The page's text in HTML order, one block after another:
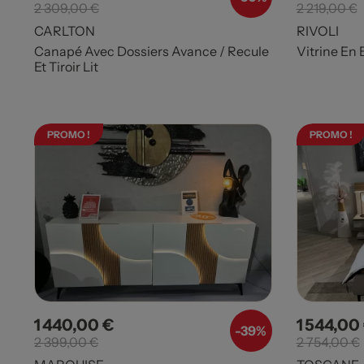
2 309,00 €
CARLTON
Canapé Avec Dossiers Avance / Recule
Et Tiroir Lit
2 219,00 €
RIVOLI
Vitrine En
PROMO !
-39%
Prix
1 440,00 €Prix de base
2 399,00 €
PROMO !
Prix
1 544,00
2 754,00 €